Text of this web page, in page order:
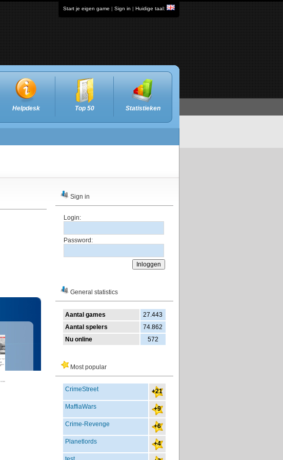
Start je eigen game | Sign in | Huidige taal:
Helpdesk Top 50 Statistieken
Sign in
Login:
Password:
General statistics
Aantal games
27.443
Aantal spelers
74.862
Nu online
572
Most popular
CrimeStreet +21
MaffiaWars +9
Crime-Revenge +6
Planetlords +4